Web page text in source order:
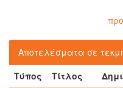
Αποτελέσματα σε
Τύπος
Τίτλος